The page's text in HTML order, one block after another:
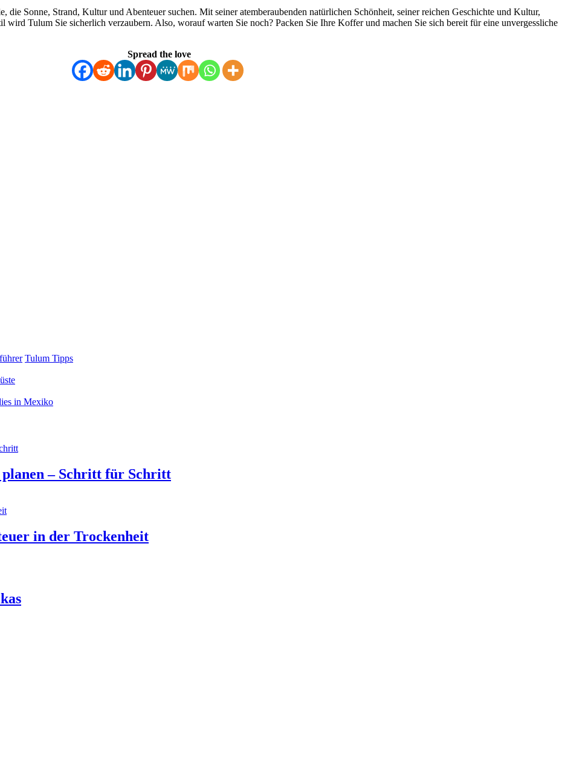
die Sonne, Strand, Kultur und Abenteuer suchen. Mit seiner atemberaubenden natürlichen Schönheit, seiner reichen Geschichte und Kultur,
wird Tulum Sie sicherlich verzaubern. Also, worauf warten Sie noch? Packen Sie Ihre Koffer und machen Sie sich bereit für eine unvergessliche
Spread the love
Tulum Tipps
in Mexiko
planen – Schritt für Schritt
in der Trockenheit